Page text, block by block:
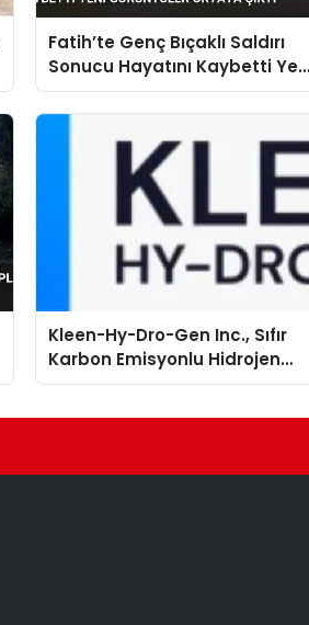
Fatih’te Genç Bıçaklı Saldırı
Sonucu Hayatını Kaybetti
Görüntüler Ortaya Çıktı
Kleen-Hy-Dro-Gen Inc., Sıfır
Karbon Emisyonlu Hidrojen
Isıtma Teknolojisinde ISO ve